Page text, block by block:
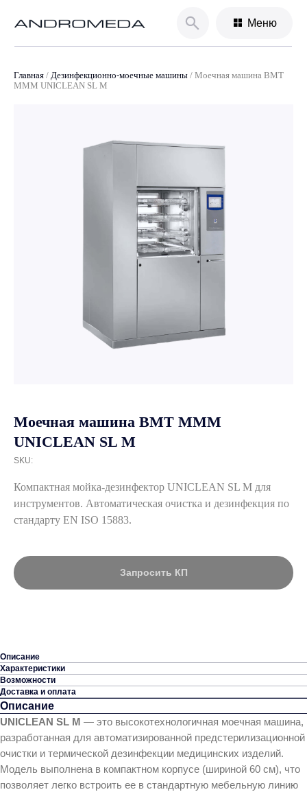
Главная / Дезинфекционно-моечные машины / Моечная машина BMT
MMM UNICLEAN SL M
Моечная машина BMT MMM
UNICLEAN SL M
SKU:
Запросить КП
Компактная мойка-дезинфектор UNICLEAN SL M для
инструментов. Автоматическая очистка и дезинфекция по
стандарту EN ISO 15883.
Описание
Характеристики
Возможности
Доставка и оплата
Описание
UNICLEAN SL M — это высокотехнологичная моечная машина,
разработанная для автоматизированной предстерилизационной
очистки и термической дезинфекции медицинских изделий.
Модель выполнена в компактном корпусе (шириной 60 см), что
позволяет легко встроить ее в стандартную мебельную линию